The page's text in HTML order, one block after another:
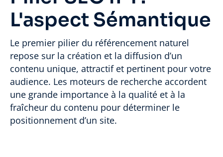
L'aspect Sémantique
Le premier pilier du référencement naturel
repose sur la création et la diffusion d’un
contenu unique, attractif et pertinent pour votre
audience. Les moteurs de recherche accordent
une grande importance à la qualité et à la
fraîcheur du contenu pour déterminer le
positionnement d’un site.